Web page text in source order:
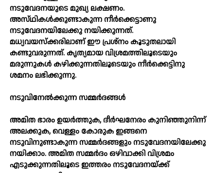
നടുവേദനയുടെ മുഖ്യ ലക്ഷണം.
അസ്‌ഥികള്‍ക്കുണ്ടാകുന്ന നീര്‍ക്കെട്ടാണു
നടുവേദനയിലേക്കു നയിക്കുന്നത്‌.
മധ്യവയസ്‌ക്കരിലാണ്‌ ഈ പ്രശ്‌നം കൂടുതലായി
കണ്ടുവരുന്നത്‌. കൃത്യമായ വിശ്രമത്തിലൂടെയും
മരുന്നുകള്‍ കഴിക്കുന്നതിലൂടെയും നീര്‍ക്കെട്ടിനു
ശമനം ലഭിക്കുന്നു.
നടുവിനേല്‍ക്കുന്ന സമ്മര്‍ദങ്ങള്‍
അമിത ഭാരം ഉയര്‍ത്തുക, ദീര്‍ഘനേരം കുനിഞ്ഞുനിന്ന്‌
അലക്കുക, വെള്ളം കോരുക ഇങ്ങനെ
നടുവിനുണ്ടാകുന്ന സമ്മര്‍ദങ്ങളും നടുവേദനയിലേക്കു
നയിക്കാം. അമിത സമ്മര്‍ദം ഒഴിവാക്കി വിശ്രമം
എടുക്കുന്നതിലൂടെ ഇത്തരം നടുവേദനയ്‌ക്ക്